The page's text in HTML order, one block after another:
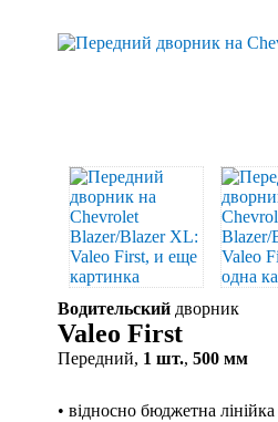
Водительский дворник
Valeo First
Передний, 1 шт., 500 мм
• відносно бюджетна лінійка